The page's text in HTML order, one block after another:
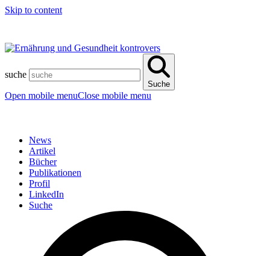
Skip to content
suche
Suche
Open mobile menuClose mobile menu
News
Artikel
Bücher
Publikationen
Profil
LinkedIn
Suche